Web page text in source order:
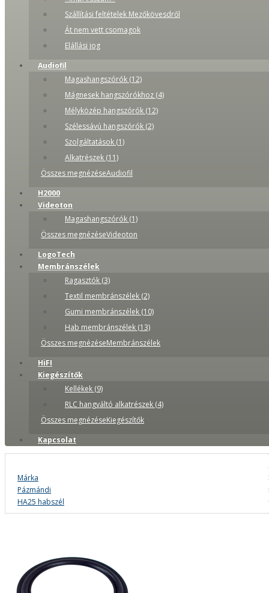
Szállítási feltételek Mezőkövesdről
Át nem vett csomagok
Elállási jog
Audiofil
Magashangszórók (12)
Mágnesek hangszórókhoz (4)
Mélyközép hangszórók (12)
Szélessávú hangszórók (2)
Szolgáltatások (1)
Alkatrészek (11)
Összes megnézéseAudiofil
H2000
Videoton
Magashangszórók (1)
Összes megnézéseVideoton
LogoTech
Membránszélek
Ragasztók (3)
Textil membránszélek (2)
Gumi membránszélek (10)
Hab membránszélek (13)
Összes megnézéseMembránszélek
HiFI
Kiegészítők
Kellékek (9)
RLC hangváltó alkatrészek (4)
Összes megnézéseKiegészítők
Kapcsolat
Márka
Pázmándi
HA25 habszél